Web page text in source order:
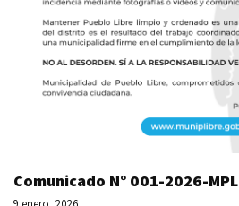
Comunicado N° 001-2026-MPL